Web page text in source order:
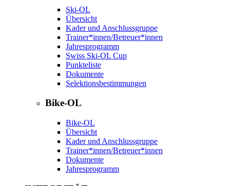
Ski-OL
Übersicht
Kader und Anschlussgruppe
Trainer*innen/Betreuer*innen
Jahresprogramm
Swiss Ski-OL Cup
Punkteliste
Dokumente
Selektionsbestimmungen
Bike-OL
Bike-OL
Übersicht
Kader und Anschlussgruppe
Trainer*innen/Betreuer*innen
Dokumente
Jahresprogramm